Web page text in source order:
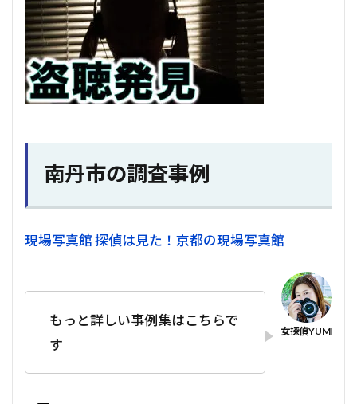
南丹市の調査事例
現場写真館 探偵は見た！京都の現場写真館
もっと詳しい事例集はこちらで
す